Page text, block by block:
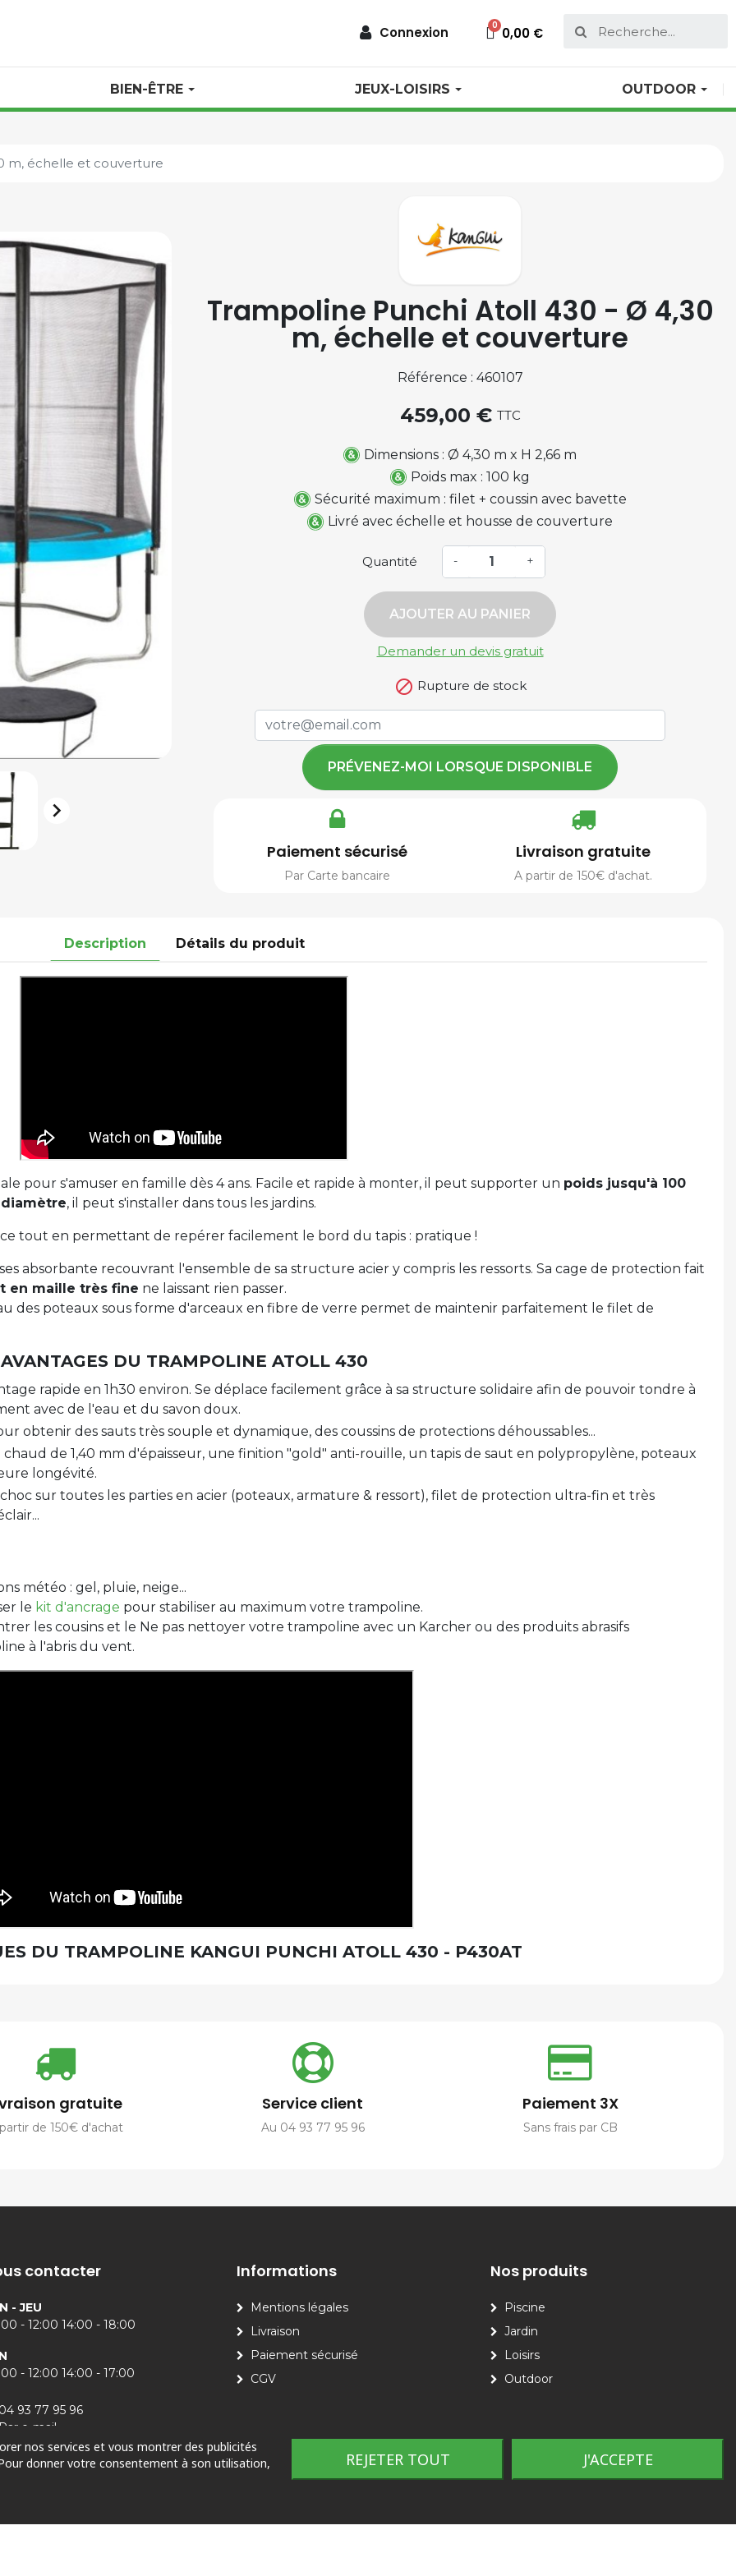
Connexion 0,00 €
BIEN-ÊTRE JEUX-LOISIRS OUTDOOR
m, échelle et couverture

Trampoline Punchi Atoll 430 - Ø 4,30
m, échelle et couverture
Référence : 460107
459,00 € TTC
Dimensions : Ø 4,30 m x H 2,66 m
Poids max : 100 kg
Sécurité maximum : filet + coussin avec bavette
Livré avec échelle et housse de couverture
Quantité - +
AJOUTER AU PANIER
Demander un devis gratuit
 Rupture de stock
PRÉVENEZ-MOI LORSQUE DISPONIBLE
Paiement sécurisé
Par Carte bancaire
Livraison gratuite
A partir de 150€ d'achat.
Description Détails du produit
pour s'amuser en famille dès 4 ans. Facile et rapide à monter, il peut supporter un poids jusqu'à 100
, il peut s'installer dans tous les jardins.
tout en permettant de repérer facilement le bord du tapis : pratique !
absorbante recouvrant l'ensemble de sa structure acier y compris les ressorts. Sa cage de protection fait
en maille très fine ne laissant rien passer.
des poteaux sous forme d'arceaux en fibre de verre permet de maintenir parfaitement le filet de
AVANTAGES DU TRAMPOLINE ATOLL 430
rapide en 1h30 environ. Se déplace facilement grâce à sa structure solidaire afin de pouvoir tondre à
avec de l'eau et du savon doux.
obtenir des sauts très souple et dynamique, des coussins de protections déhoussables...
de 1,40 mm d'épaisseur, une finition "gold" anti-rouille, un tapis de saut en polypropylène, poteaux
longévité.
sur toutes les parties en acier (poteaux, armature & ressort), filet de protection ultra-fin et très
météo : gel, pluie, neige...
le kit d'ancrage pour stabiliser au maximum votre trampoline.
les cousins et le Ne pas nettoyer votre trampoline avec un Karcher ou des produits abrasifs
à l'abris du vent.
DU TRAMPOLINE KANGUI PUNCHI ATOLL 430 - P430AT
gratuite
de 150€ d'achat
Service client
Au 04 93 77 95 96
Paiement 3X
Sans frais par CB
contacter
- JEU
- 12:00 14:00 - 18:00
- 12:00 14:00 - 17:00
93 77 95 96
e-mail
Informations
Mentions légales
Livraison
Paiement sécurisé
CGV
Nos produits
Piscine
Jardin
Loisirs
Outdoor
nos services et vous montrer des publicités
donner votre consentement à son utilisation,
REJETER TOUT J'ACCEPTE